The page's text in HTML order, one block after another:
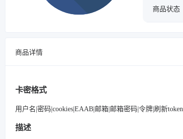
商品状态
商品详情
卡密格式
用户名|密码|cookies|EAAB|邮箱|邮箱密码|令牌|刷新token
描述